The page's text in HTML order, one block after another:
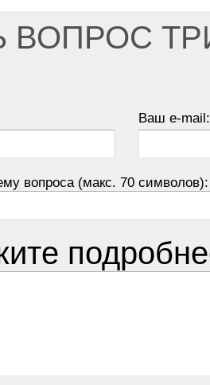
ВОПРОС
Ваш e-mail:
вопроса (макс. 70 символов):